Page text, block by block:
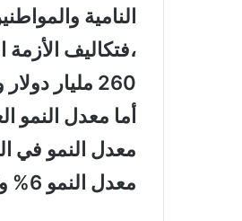
النامية
260 مليار
معدل النمو 6% وكان النمو في اليابان سلبياً،